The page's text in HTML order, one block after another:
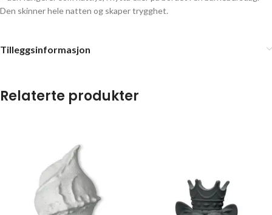
Den skinner hele natten og skaper trygghet.
Tilleggsinformasjon
Relaterte produkter